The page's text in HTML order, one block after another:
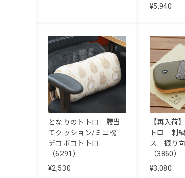
¥5,940
となりのトトロ 腰当
てクッション/ミニ枕
デコボコトトロ
（6291）
¥2,530
【再入荷
トロ 刺
ス 振り
（3860）
¥3,080